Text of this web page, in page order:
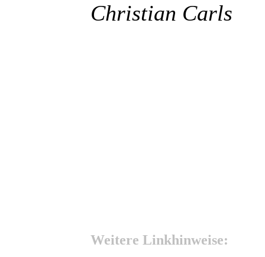
Christian Carls
Weitere Linkhinweise: